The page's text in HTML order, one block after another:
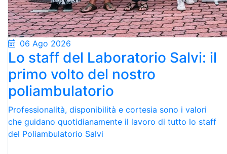
06 Ago 2026
Lo staff del Laboratorio Salvi: il
primo volto del nostro
poliambulatorio
Professionalità, disponibilità e cortesia sono i valori
che guidano quotidianamente il lavoro di tutto lo staff
del Poliambulatorio Salvi